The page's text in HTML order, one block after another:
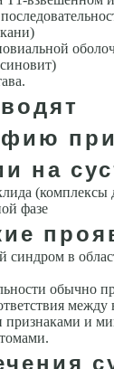
при
на
(комплексы
фазе
в
обычно
признаками и